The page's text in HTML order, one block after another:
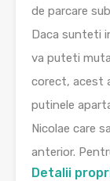
de parcare
Daca sunteti
va puteti
corect, acest
putinele
Nicolae care
anterior.
Detalii